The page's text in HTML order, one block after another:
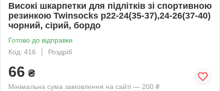
Високі шкарпетки для підлітків зі спортивною
резинкою Twinsocks р22-24(35-37),24-26(37-40)
чорний, сірий, бордо
Готово до відправки
Код: 416
Роздріб
66 ₴
Мінімальна сума замовлення на сайті — 200 ₴